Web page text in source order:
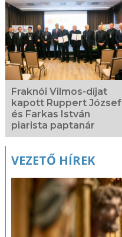
Fraknói Vilmos-díjat
kapott Ruppert József
és Farkas István
piarista paptanár
VEZETŐ HÍREK